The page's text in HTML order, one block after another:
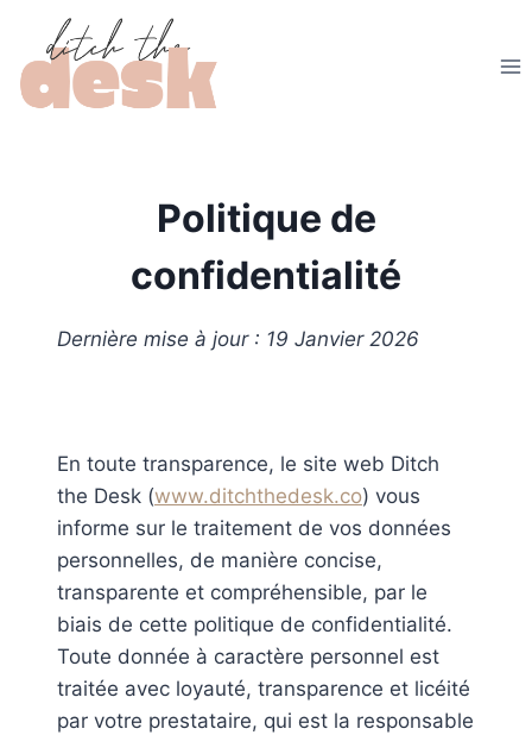
contenu
Politique de
confidentialité
Dernière mise à jour : 19 Janvier 2026
En toute transparence, le site web Ditch
the Desk (www.ditchthedesk.co) vous
informe sur le traitement de vos données
personnelles, de manière concise,
transparente et compréhensible, par le
biais de cette politique de confidentialité.
Toute donnée à caractère personnel est
traitée avec loyauté, transparence et licéité
par votre prestataire, qui est la responsable